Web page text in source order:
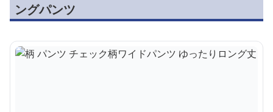
ングパンツ